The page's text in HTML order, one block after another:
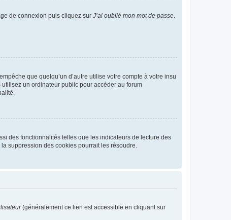
de connexion puis cliquez sur J’ai oublié mon mot de passe.
que quelqu’un d’autre utilise votre compte à votre insu
un ordinateur public pour accéder au forum
des fonctionnalités telles que les indicateurs de lecture des
suppression des cookies pourrait les résoudre.
(généralement ce lien est accessible en cliquant sur